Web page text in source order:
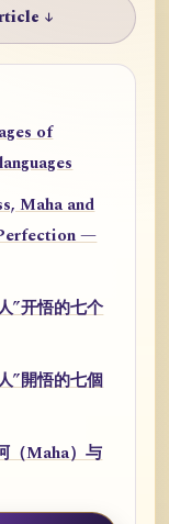
↓
of
Maha and
—
”开悟的七个
”開悟的七個
（Maha）与